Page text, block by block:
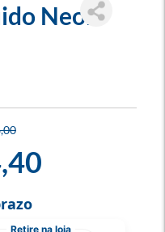
Neon